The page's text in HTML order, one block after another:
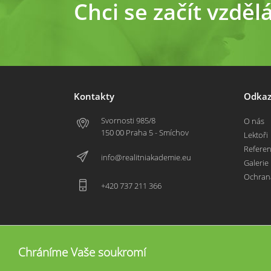
Chci se začít
Kontakty
Svornosti 985/8
150 00 Praha 5 - Smíchov
info@realitniakademie.eu
+420 737 211 366
O nás
Lektoři
Galerie
Chráníme Vaše soukromí